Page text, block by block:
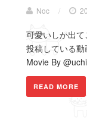
Noc /
可愛いしか出
投稿している動
Movie By
READ MORE